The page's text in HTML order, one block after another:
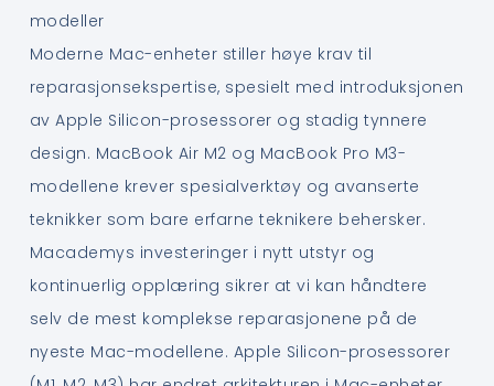
modeller
Moderne Mac-enheter stiller høye krav til
reparasjonsekspertise, spesielt med introduksjonen
av Apple Silicon-prosessorer og stadig tynnere
design. MacBook Air M2 og MacBook Pro M3-
modellene krever spesialverktøy og avanserte
teknikker som bare erfarne teknikere behersker.
Macademys investeringer i nytt utstyr og
kontinuerlig opplæring sikrer at vi kan håndtere
selv de mest komplekse reparasjonene på de
nyeste Mac-modellene. Apple Silicon-prosessorer